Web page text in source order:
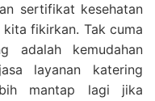
sertifikat kesehatan
fikirkan. Tak cuma
adalah kemudahan
layanan katering
mantap lagi jika